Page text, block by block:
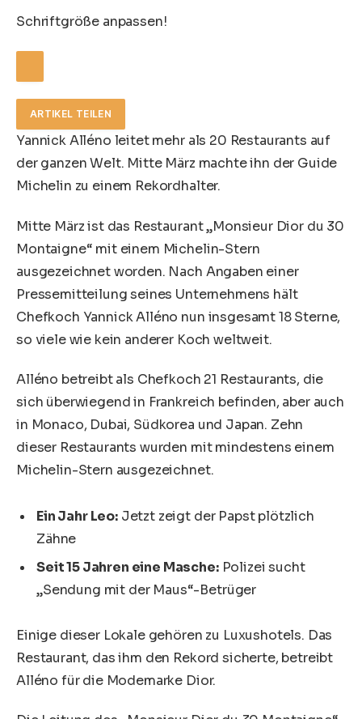
Schriftgröße anpassen!
ARTIKEL TEILEN
Yannick Alléno leitet mehr als 20 Restaurants auf
der ganzen Welt. Mitte März machte ihn der Guide
Michelin zu einem Rekordhalter.
Mitte März ist das Restaurant „Monsieur Dior du 30
Montaigne“ mit einem Michelin-Stern
ausgezeichnet worden. Nach Angaben einer
Pressemitteilung seines Unternehmens hält
Chefkoch Yannick Alléno nun insgesamt 18 Sterne,
so viele wie kein anderer Koch weltweit.
Alléno betreibt als Chefkoch 21 Restaurants, die
sich überwiegend in Frankreich befinden, aber auch
in Monaco, Dubai, Südkorea und Japan. Zehn
dieser Restaurants wurden mit mindestens einem
Michelin-Stern ausgezeichnet.
Ein Jahr Leo:Jetzt zeigt der Papst plötzlich
Zähne
Seit 15 Jahren eine Masche:Polizei sucht
„Sendung mit der Maus“-Betrüger
Einige dieser Lokale gehören zu Luxushotels. Das
Restaurant, das ihm den Rekord sicherte, betreibt
Alléno für die Modemarke Dior.